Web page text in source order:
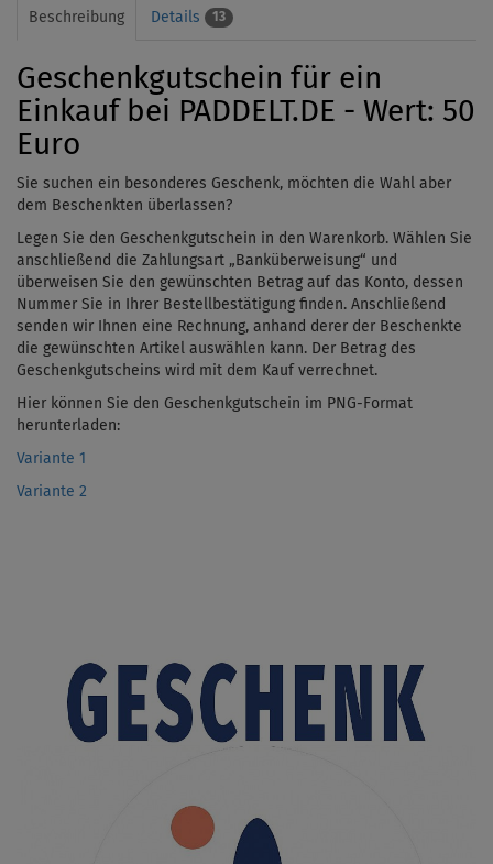
Beschreibung Details 13
Geschenkgutschein für ein
Einkauf bei PADDELT.DE - Wert: 50
Euro
Sie suchen ein besonderes Geschenk, möchten die Wahl aber
dem Beschenkten überlassen?
Legen Sie den Geschenkgutschein in den Warenkorb. Wählen Sie
anschließend die Zahlungsart „Banküberweisung“ und
überweisen Sie den gewünschten Betrag auf das Konto, dessen
Nummer Sie in Ihrer Bestellbestätigung finden. Anschließend
senden wir Ihnen eine Rechnung, anhand derer der Beschenkte
die gewünschten Artikel auswählen kann. Der Betrag des
Geschenkgutscheins wird mit dem Kauf verrechnet.
Hier können Sie den Geschenkgutschein im PNG-Format
herunterladen:
Variante 1
Variante 2